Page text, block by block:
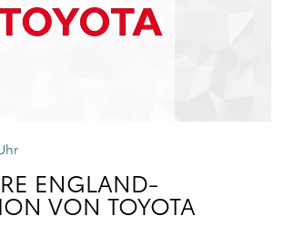
ENGLAND-
VON TOYOTA